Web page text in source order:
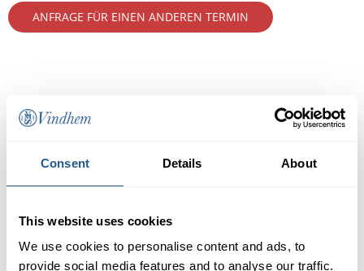
Consent Details About
This website uses cookies
We use cookies to personalise content and ads, to
provide social media features and to analyse our traffic.
ANFRAGE FÜR EINEN ANDEREN TERMIN
Von hier aus fährt das Boot